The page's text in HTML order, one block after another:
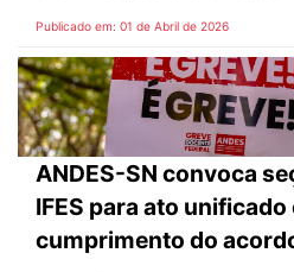
Publicado em: 01 de Abril de 2026
ANDES-SN convoca
IFES para ato
cumprimento do